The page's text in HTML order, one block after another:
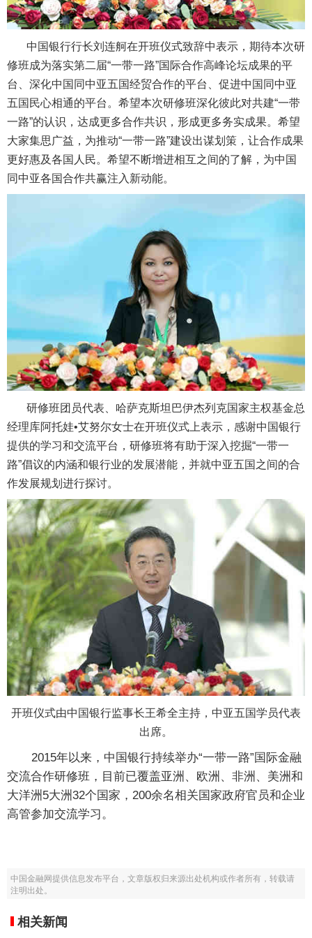
中国银行行长刘连舸在开班仪式致辞中表示，期待本次研
修班成为落实第二届“一带一路”国际合作高峰论坛成果的平
台、深化中国同中亚五国经贸合作的平台、促进中国同中亚
五国民心相通的平台。希望本次研修班深化彼此对共建“一带
一路”的认识，达成更多合作共识，形成更多务实成果。希望
大家集思广益，为推动“一带一路”建设出谋划策，让合作成果
更好惠及各国人民。希望不断增进相互之间的了解，为中国
同中亚各国合作共赢注入新动能。
研修班团员代表、哈萨克斯坦巴伊杰列克国家主权基金总
经理库阿托娃•艾努尔女士在开班仪式上表示，感谢中国银行
提供的学习和交流平台，研修班将有助于深入挖掘“一带一
路”倡议的内涵和银行业的发展潜能，并就中亚五国之间的合
作发展规划进行探讨。
开班仪式由中国银行监事长王希全主持，中亚五国学员代表
出席。
2015年以来，中国银行持续举办“一带一路”国际金融
交流合作研修班，目前已覆盖亚洲、欧洲、非洲、美洲和
大洋洲5大洲32个国家，200余名相关国家政府官员和企业
高管参加交流学习。
中国金融网提供信息发布平台，文章版权归来源出处机构或作者所有，转载请
注明出处。
相关新闻